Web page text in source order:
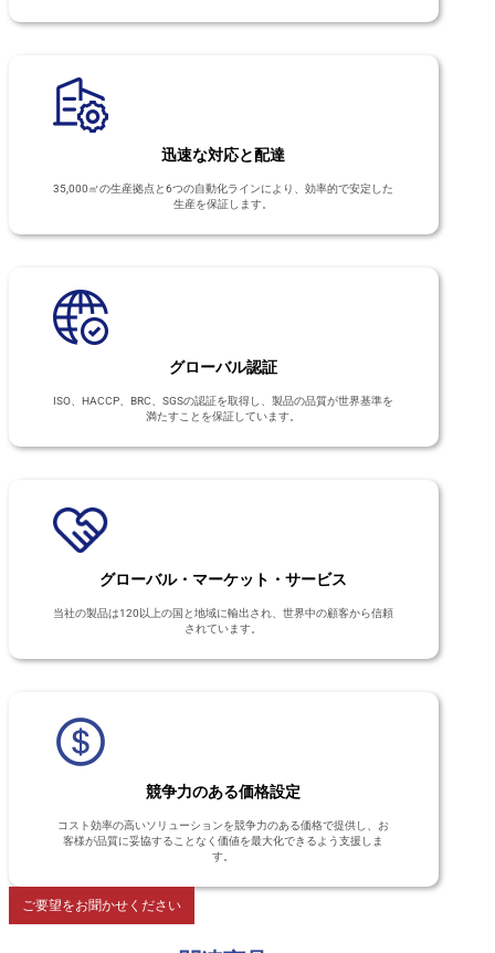
迅速な対応と配達
35,000㎡の生産拠点と6つの自動化ラインにより、効率的で安定した
生産を保証します。
グローバル認証
ISO、HACCP、BRC、SGSの認証を取得し、製品の品質が世界基準を
満たすことを保証しています。
グローバル・マーケット・サービス
当社の製品は120以上の国と地域に輸出され、世界中の顧客から信頼
されています。
競争力のある価格設定
コスト効率の高いソリューションを競争力のある価格で提供し、お
客様が品質に妥協することなく価値を最大化できるよう支援しま
す。
ご要望をお聞かせください